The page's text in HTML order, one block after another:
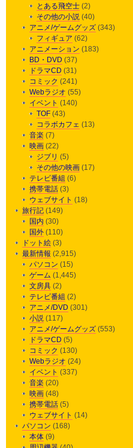
とある飛空士 (2)
その他の小説 (40)
アニメ/ゲームグッズ (343)
フィギュア (62)
アニメーション (183)
BD・DVD (37)
ドラマCD (31)
コミック (241)
Webラジオ (55)
イベント (140)
TOF (43)
コラボカフェ (13)
音楽 (7)
映画 (22)
ジブリ (5)
その他の映画 (17)
テレビ番組 (6)
携帯電話 (3)
ウェブサイト (18)
旅行記 (149)
国内 (30)
国外 (110)
ドット絵 (3)
最新情報 (2,915)
パソコン (15)
ゲーム (1,445)
文房具 (2)
テレビ番組 (2)
アニメ/DVD (301)
小説 (117)
アニメ/ゲームグッズ (553)
ドラマCD (5)
コミック (130)
Webラジオ (24)
イベント (337)
音楽 (20)
映画 (48)
携帯電話 (5)
ウェブサイト (14)
パソコン (168)
本体 (9)